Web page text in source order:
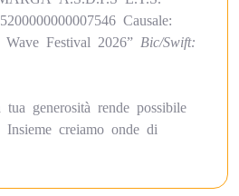
Causale:
Wave Festival 2026” Bic/Swift:
tua generosità rende possibile
creiamo onde di